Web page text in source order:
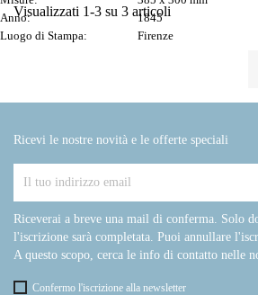
Anno:
1845
Luogo di Stampa:
Firenze
Visualizzati 1-3 su 3 articoli
Ricevi le nostre novità e le offerte speciali
Riceverai a breve una mail di conferma. Solo
l'iscrizione sarà completata. Puoi annullare
A questo scopo, cerca le info di contatto nelle
Confermo l'iscrizione alla newsletter